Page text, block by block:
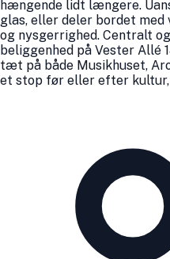
hængende lidt længere.
glas, eller deler bordet
og nysgerrighed. Centralt
beliggenhed på Vester Allé
tæt på både Musikhuset,
et stop før eller efter